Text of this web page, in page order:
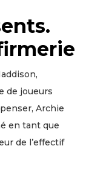
de joueurs
Archie
en tant que
de l’effectif